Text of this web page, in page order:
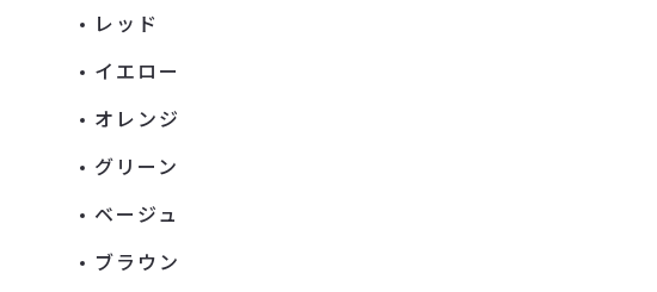
レッド
イエロー
オレンジ
グリーン
ベージュ
ブラウン